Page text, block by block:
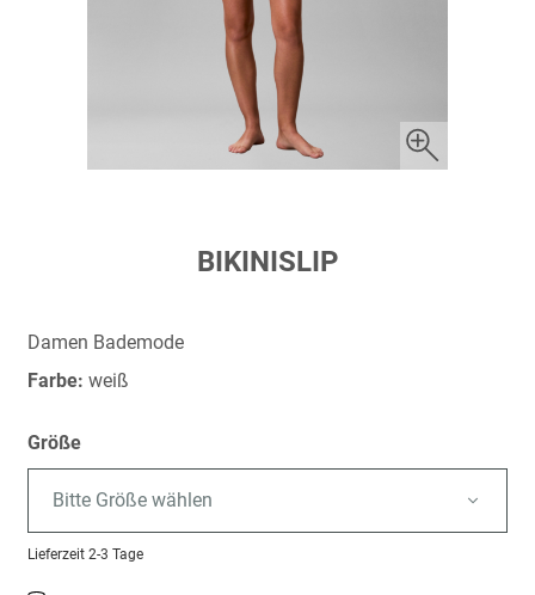
springen
BIKINISLIP
Damen Bademode
Farbe: weiß
Größe
Bitte Größe wählen
Lieferzeit 2-3 Tage